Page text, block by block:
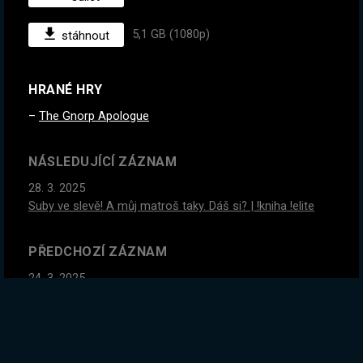
stáhnout 5,1 GB (1080p)
HRANÉ HRY
The Gnorp Apologue
NÁSLEDUJÍCÍ ZÁZNAM
28. 3. 2025
Suby ve slevě! A můj matroš taky. Dáš si? | !kniha !elite
PŘEDCHOZÍ ZÁZNAM
24. 3. 2025